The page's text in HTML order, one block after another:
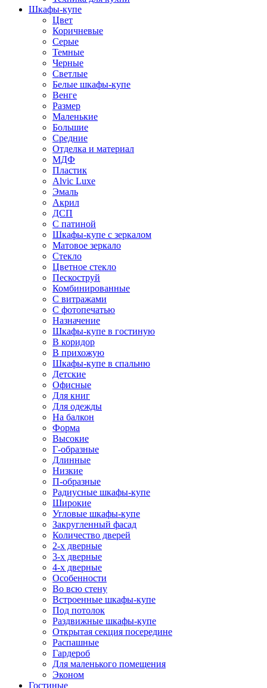
Шкафы-купе
Цвет
Коричневые
Серые
Темные
Черные
Светлые
Белые шкафы-купе
Венге
Размер
Маленькие
Большие
Средние
Отделка и материал
МДФ
Пластик
Alvic Luxe
Эмаль
Акрил
ДСП
С патиной
Шкафы-купе с зеркалом
Матовое зеркало
Стекло
Цветное стекло
Пескоструй
Комбинированные
С витражами
С фотопечатью
Назначение
Шкафы-купе в гостиную
В коридор
В прихожую
Шкафы-купе в спальню
Детские
Офисные
Для книг
Для одежды
На балкон
Форма
Высокие
Г-образные
Длинные
Низкие
П-образные
Радиусные шкафы-купе
Широкие
Угловые шкафы-купе
Закругленный фасад
Количество дверей
2-х дверные
3-х дверные
4-х дверные
Особенности
Во всю стену
Встроенные шкафы-купе
Под потолок
Раздвижные шкафы-купе
Открытая секция посередине
Распашные
Гардероб
Для маленького помещения
Эконом
Гостиные